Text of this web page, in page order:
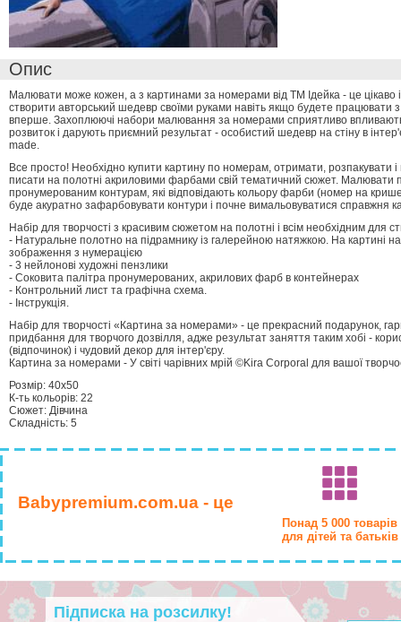
Опис
Малювати може кожен, а з картинами за номерами від ТМ Ідейка - це
створити авторський шедевр своїми руками навіть якщо будете працювати
вперше. Захоплюючі набори малювання за номерами сприятливо
розвиток і дарують приємний результат - особистий шедевр на стіну в
made.
Все просто! Необхідно купити картину по номерам, отримати, розпакувати
писати на полотні акриловими фарбами свій тематичний сюжет. Малювати
пронумерованим контурам, які відповідають кольору фарби (номер на
буде акуратно зафарбовувати контури і почне вимальовуватися справжня
Набір для творчості з красивим сюжетом на полотні і всім необхідним для
- Натуральне полотно на підрамнику із галерейною натяжкою. На картині
зображення з нумерацією
- 3 нейлонові художні пензлики
- Соковита палітра пронумерованих, акрилових фарб в контейнерах
- Контрольний лист та графічна схема.
- Інструкція.
Набір для творчості «Картина за номерами» - це прекрасний подарунок,
придбання для творчого дозвілля, адже результат заняття таким хобі -
(відпочинок) і чудовий декор для інтер'єру.
Картина за номерами - У світі чарівних мрій ©Kira Corporal для вашої
Розмір: 40х50
К-ть кольорiв: 22
Сюжет: Дівчина
Складність: 5
Babypremium.com.ua - це
Понад 5 000 товарів
для дітей та батьків
Підписка на розсилку!